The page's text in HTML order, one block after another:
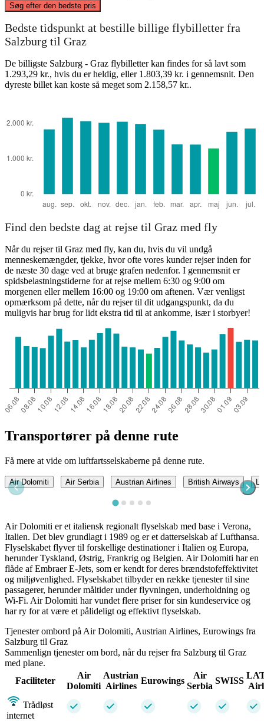
Søg efter den bedste pris
Salzburg
Bedste tidspunkt at bestille billige flybilletter fra
Salzburg til Graz
De billigste Salzburg - Graz flybilletter kan findes for så lavt som
1.293,29 kr., hvis du er heldig, eller 1.803,39 kr. i gennemsnit. Den
dyreste billet kan koste så meget som 2.158,57 kr..
Find den bedste dag at rejse til Graz med fly
Når du rejser til Graz med fly, kan du, hvis du vil undgå
menneskemængder, tjekke, hvor ofte vores kunder rejser inden for
de næste 30 dage ved at bruge grafen nedenfor. I gennemsnit er
spidsbelastningstiderne for at rejse mellem 6:30 og 9:00 om
morgenen eller mellem 16:00 og 19:00 om aftenen. Vær venligst
opmærksom på dette, når du rejser til dit udgangspunkt, da du
muligvis har brug for lidt ekstra tid til at ankomme, især i storbyer!
Transportører på denne rute
Få mere at vide om luftfartsselskaberne på denne rute.
Air Dolomiti Air Serbia Austrian Airlines British Airways
Air Dolomiti er et italiensk regionalt flyselskab med base i Verona,
Italien. Det blev grundlagt i 1989 og er et datterselskab af Lufthansa.
Flyselskabet flyver til forskellige destinationer i Italien og Europa,
herunder Tyskland, Østrig, Frankrig og Belgien. Air Dolomiti har en
flåde af Embraer E-Jets, som er kendt for deres brændstofeffektivitet
og miljøvenlighed. Flyselskabet tilbyder en række tjenester til sine
passagerer, herunder måltider under flyvningen, underholdning og
Wi-Fi. Air Dolomiti har vundet flere priser for sin kundeservice og
har ry for at være et pålideligt og effektivt flyselskab.
Tjenester ombord på Air Dolomiti, Austrian Airlines, Eurowings fra
Salzburg til Graz
Sammenlign tjenester om bord, når du rejser fra Salzburg til Graz
med plane.
Faciliteter
Air
Dolomiti
Austrian
Airlines
Eurowings
Air
Serbia
SWISS
Trådløst
internet